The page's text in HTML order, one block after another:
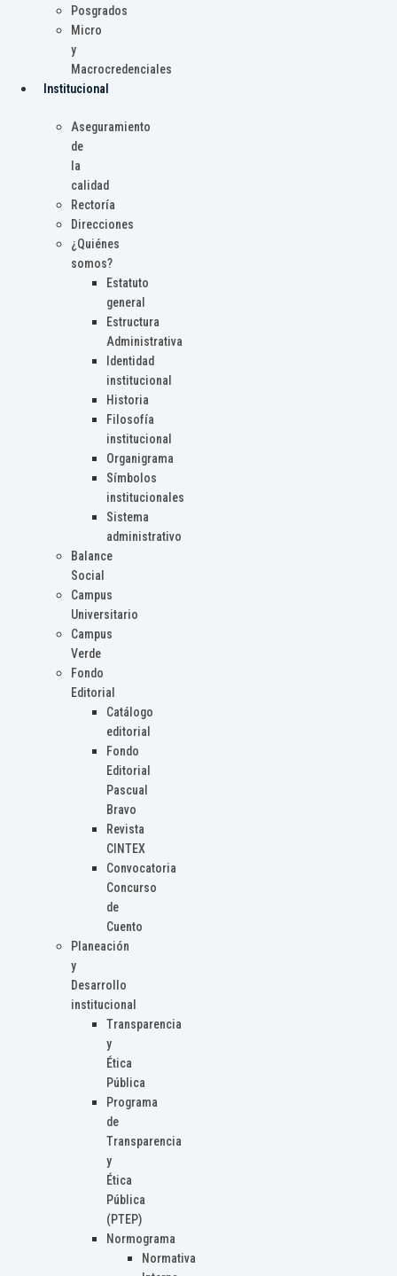
Posgrados
Micro
y
Macrocredenciales
Institucional
Aseguramiento
de
la
calidad
Rectoría
Direcciones
¿Quiénes
somos?
Estatuto
general
Estructura
Administrativa
Identidad
institucional
Historia
Filosofía
institucional
Organigrama
Símbolos
institucionales
Sistema
administrativo
Balance
Social
Campus
Universitario
Campus
Verde
Fondo
Editorial
Catálogo
editorial
Fondo
Editorial
Pascual
Bravo
Revista
CINTEX
Convocatoria
Concurso
de
Cuento
Planeación
y
Desarrollo
institucional
Transparencia
y
Ética
Pública
Programa
de
Transparencia
y
Ética
Pública
(PTEP)
Normograma
Normativa